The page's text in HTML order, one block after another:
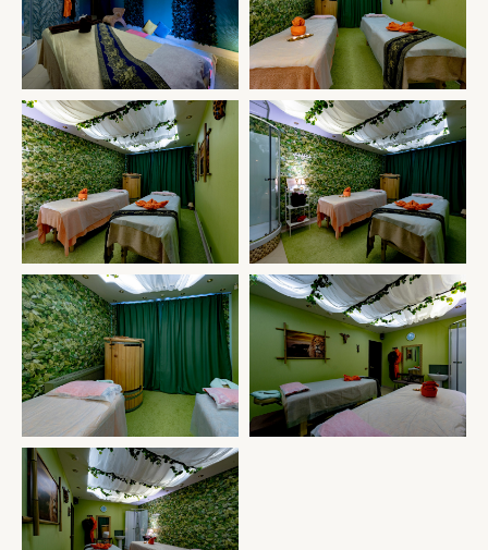
СКОРО ОТКРЫТИЕ САЛОНА Г. МЫТИЩИ, УЛ.
РАЗВЕДЧИКА АБЕЛЯ Д 1